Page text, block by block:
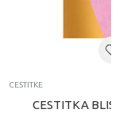
CESTITKE
CESTITKA